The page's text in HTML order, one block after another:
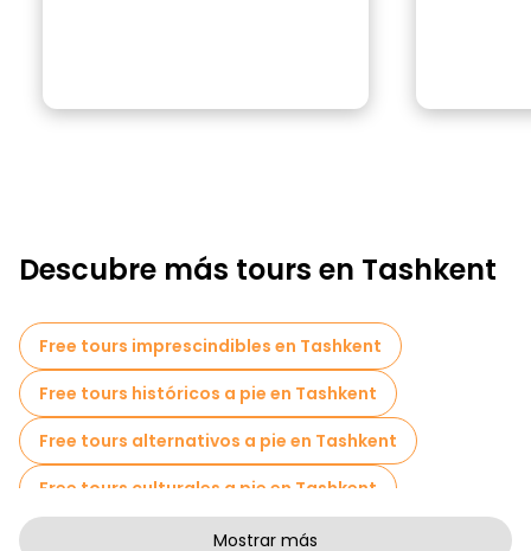
Descubre más tours en Tashkent
Free tours imprescindibles en Tashkent
Free tours históricos a pie en Tashkent
Free tours alternativos a pie en Tashkent
Free tours culturales a pie en Tashkent
Free tours a pie para familias en Tashkent
Mostrar más